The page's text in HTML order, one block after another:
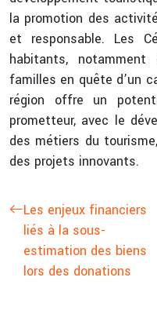
la promotion des
et responsable. Les
habitants,
familles en quête d’un
région offre un
prometteur, avec le
des métiers du
des projets innovants.
Les enjeux financiers
liés à la sous-
estimation des biens
lors des donations